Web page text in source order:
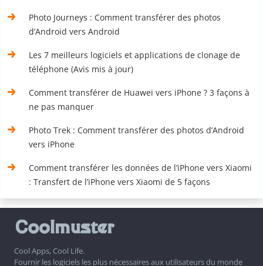
Photo Journeys : Comment transférer des photos
d’Android vers Android
Les 7 meilleurs logiciels et applications de clonage de
téléphone (Avis mis à jour)
Comment transférer de Huawei vers iPhone ? 3 façons à
ne pas manquer
Photo Trek : Comment transférer des photos d’Android
vers iPhone
Comment transférer les données de l’iPhone vers Xiaomi
: Transfert de l’iPhone vers Xiaomi de 5 façons
Cool Apps, Cool Life.
Fournir les logiciels les plus nécessaires aux utilisateurs du monde